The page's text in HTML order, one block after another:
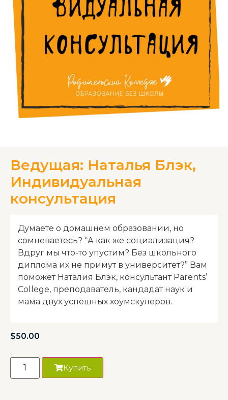
Ведущая: Наталья Блэк,
Индивидуальная
консультация
Думаете о домашнем образовании, но
сомневаетесь? “А как же социализация?
Вдруг мы что-то упустим? Без школьного
диплома их не примут в университет?” Вам
поможет Наталия Блэк, консультант Parents’
College, преподаватель, кандадат наук и
мама двух успешных хоумскулеров.
$50.00
Купить